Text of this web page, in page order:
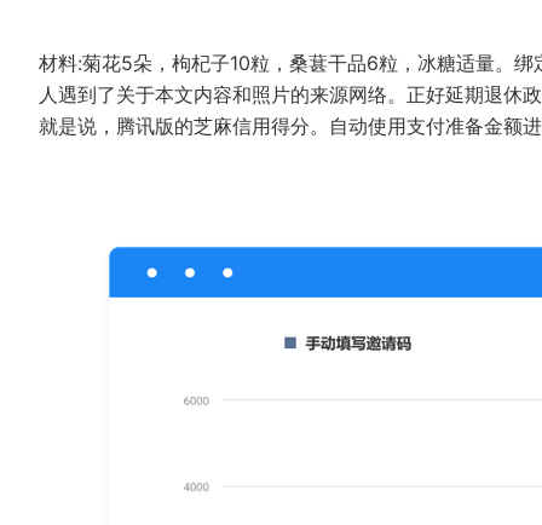
材料:菊花5朵，枸杞子10粒，桑葚干品6粒，冰糖适量。
人遇到了关于本文内容和照片的来源网络。正好延期退休
就是说，腾讯版的芝麻信用得分。自动使用支付准备金额